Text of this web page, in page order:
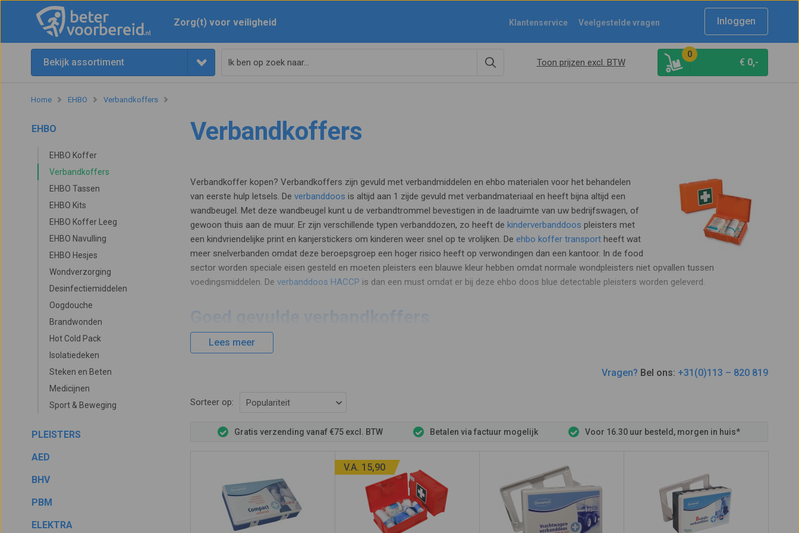
Zorg(t) voor veiligheid Klantenservice Veelgestelde vragen Inloggen
Bekijk assortiment Toon prijzen excl. BTW
0
€ 0,-
Home EHBO Verbandkoffers
EHBO
EHBO Koffer
Verbandkoffers
EHBO Tassen
EHBO Kits
EHBO Koffer Leeg
EHBO Navulling
EHBO Hesjes
Wondverzorging
Desinfectiemiddelen
Oogdouche
Brandwonden
Hot Cold Pack
Isolatiedeken
Steken en Beten
Medicijnen
Sport & Beweging
PLEISTERS
AED
BHV
PBM
ELEKTRA
Verbandkoffers
Verbandkoffer kopen? Verbandkoffers zijn gevuld met verbandmiddelen en ehbo materialen voor het behandelen
van eerste hulp letsels. De verbanddoos is altijd aan 1 zijde gevuld met verbandmateriaal en heeft bijna altijd een
wandbeugel. Met deze wandbeugel kunt u de verbandtrommel bevestigen in de laadruimte van uw bedrijfswagen, of
gewoon thuis aan de muur. Er zijn verschillende typen verbanddozen, zo heeft de kinderverbanddoos pleisters met
een kindvriendelijke print en kanjerstickers om kinderen weer snel op te vrolijken. De ehbo koffer transportheeft wat
meer snelverbanden omdat deze beroepsgroep een hoger risico heeft op verwondingen dan een kantoor. In de food
sector worden speciale eisen gesteld en moeten pleisters een blauwe kleur hebben omdat normale wondpleisters niet opvallen tussen
voedingsmiddelen. De verbanddoos HACCP is dan een must omdat er bij deze ehbo doos blue detectable pleisters worden geleverd.
Goed gevulde verbandkoffers
Vaak wordt gedacht dat verbandkoffers minder verbandmateriaal bevatten dan de grotere
doos staat los van het formaat. Zo kan een grote verbandkoffer dezelfde inhoud bevatten als een kleinere verbanddoos. Wel kan er een klein
verschil zitten in de hoeveelheid van een bepaald verband. Zo bevat een grote koffer meer snelverbanden dan een compacter model. Ook
bedrijfsauto's, thuis, caravan, camper en vaartuigen.
Goedkope verbanddozen
Betervoorbereid.nl heeft van alle verbanddozen een ruime voorraad in eigen magazijn.Verbanddozen
zijn ook per overdoos verkrijgbaar, hiermee
bent u voordeliger uit dan de stuksprijs. Gaat het om grotere volumes loont het om eerst een offerte op te vragen, dit kan via de button 'offerte
aanvragen' op de productpagina van elke verbandtrommel. Ook hebben wij ehbo dozen met een kleinere inhoud, deze zijn erg handig als u er met de
kinderen op uit trekt naar de speeltuin of attractiepark. Deehbo kit kind
heeft pleisters en windsels, maar ook een erg leuke jungle print met grappige
Lees meer
Vragen? Bel ons: +31(0)113 – 820 819
Sorteer op: Populariteit
Gratis verzending vanaf €75 excl. BTW Betalen via factuur mogelijk Voor 16.30 uur besteld, morgen in huis*
V.A. 15,90